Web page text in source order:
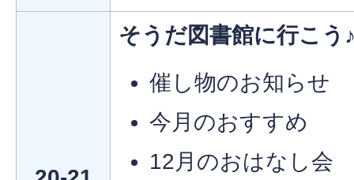
そうだ図書館に行こう
催し物のお知らせ
今月のおすすめ
12月のおはなし会